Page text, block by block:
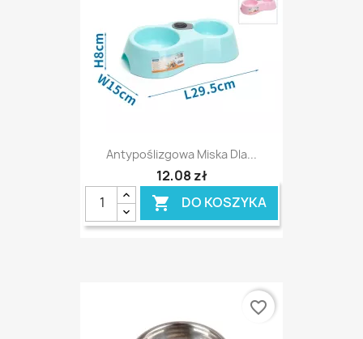
Antypoślizgowa Miska Dla...
12,08 zł
 DO KOSZYKA
favorite_border